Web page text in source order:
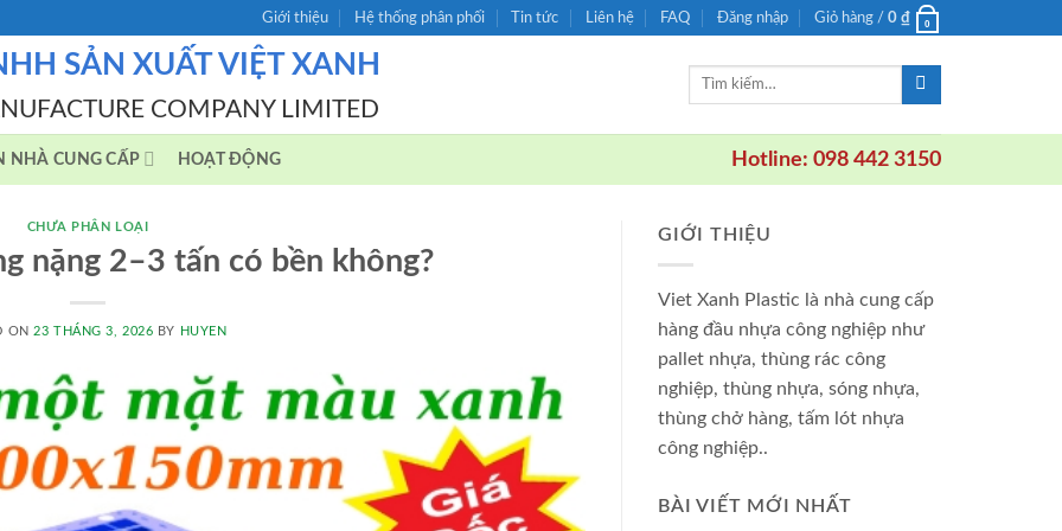
Giới thiệu Hệ thống phân phối Tin tức Liên hệ FAQ Đăng nhập Giỏ hàng / 0 ₫ 0
SẢN XUẤT VIỆT XANH
COMPANY LIMITED
Tìm
NHÀ CUNG CẤP HOẠT ĐỘNG Hotline: 098 442 3150
CHƯA PHÂN LOẠI
nặng 2–3 tấn có bền không?
ON23 THÁNG 3, 2026 BY HUYEN
GIỚI THIỆU
Viet Xanh Plastic là nhà cung cấp
hàng đầu nhựa công nghiệp như
pallet nhựa, thùng rác công
nghiệp, thùng nhựa, sóng nhựa,
thùng chở hàng, tấm lót nhựa
công nghiệp..
BÀI VIẾT MỚI NHẤT